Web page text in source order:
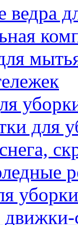
ведра
для